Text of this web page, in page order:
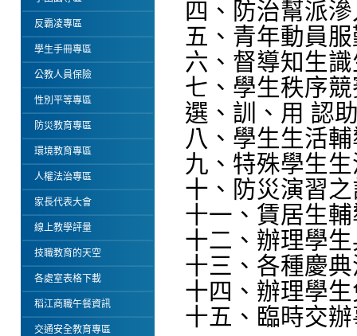
反霸凌專區
學生手冊專區
公教人員保險
性別平等專區
防災教育專區
環境教育專區
人權法治專區
家長代表大會
線上教學評量
技職教育的天空
各處室表格下載
稻江商職午餐資訊
交通安全教育專區
四、防治幫派
五、青年動員
六、督導知生
七、學生秩序
選、訓、用 認
八、學生生活
九、特殊學生
十、防災演習
十一、賃居生
十二、辦理學
十三、各種慶
十四、辦理學
十五、臨時交